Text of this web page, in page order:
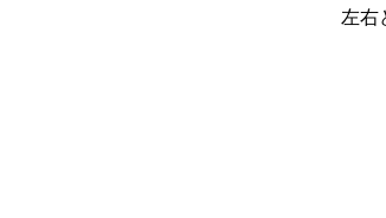
左右